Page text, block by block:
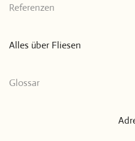
Referenzen
Alles über Fliesen
Glossar